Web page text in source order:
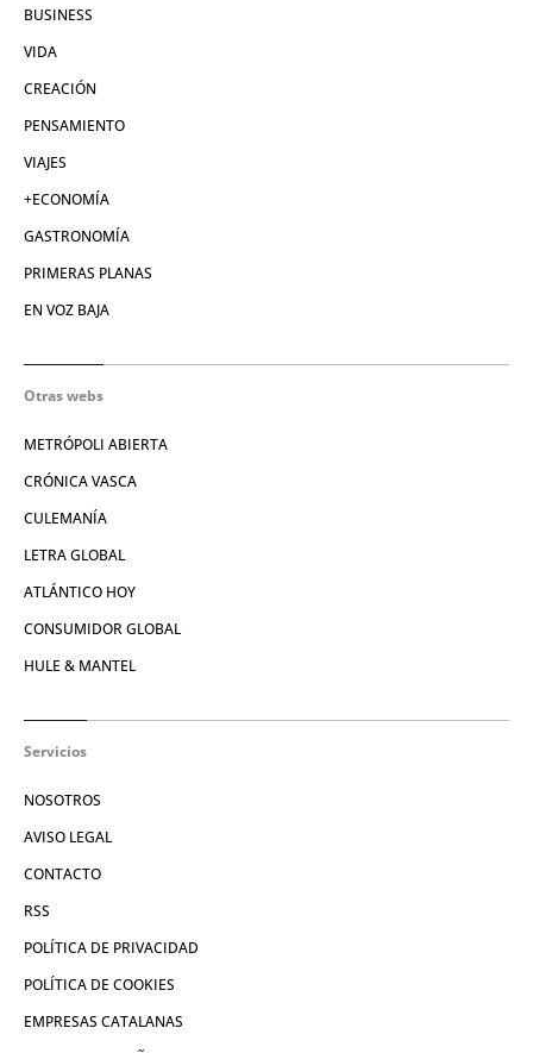
BUSINESS
VIDA
CREACIÓN
PENSAMIENTO
VIAJES
+ECONOMÍA
GASTRONOMÍA
PRIMERAS PLANAS
EN VOZ BAJA
Otras webs
METRÓPOLI ABIERTA
CRÓNICA VASCA
CULEMANÍA
LETRA GLOBAL
ATLÁNTICO HOY
CONSUMIDOR GLOBAL
HULE & MANTEL
Servicios
NOSOTROS
AVISO LEGAL
CONTACTO
RSS
POLÍTICA DE PRIVACIDAD
POLÍTICA DE COOKIES
EMPRESAS CATALANAS